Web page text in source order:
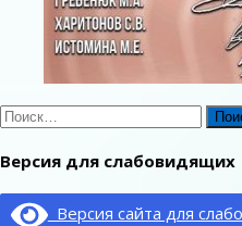
Найти:
Версия для слабовидящих
Версия сайта для